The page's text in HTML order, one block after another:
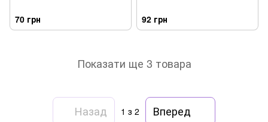
70 грн 92 грн
Показати ще 3 товара
Назад 1 з 2 Вперед